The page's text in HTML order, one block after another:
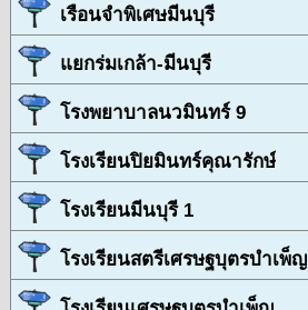
เรือนจำพิเศษมีนบุรี
แยกร่มเกล้า-มีนบุรี
โรงพยาบาลนวมินทร์ 9
โรงเรียนปิยมินทร์คุณารักษ์
โรงเรียนมีนบุรี 1
โรงเรียนสตรีเศรษฐบุตรบำเพ็ญ